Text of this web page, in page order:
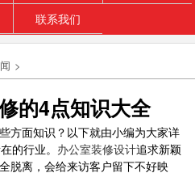
联系我们
>
的4点知识大全
方面知识？以下就由小编为大家详
的行业。 办公室装修设计追求新颖
脱离，会给来访客户留下不好映
装修_麗池米